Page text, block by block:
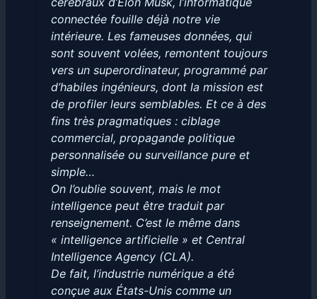
connectée fouille déjà notre vie
intérieure. Les fameuses données, qui
sont souvent volées, remontent toujours
vers un superordinateur, programmé par
d’habiles ingénieurs, dont la mission est
de profiler leurs semblables. Et ce à des
fins très pragmatiques : ciblage
commercial, propagande politique
personnalisée ou surveillance pure et
simple…
On l’oublie souvent, mais le mot
intelligence peut être traduit par
renseignement. C’est le même dans
« intelligence artificielle » et Central
Intelligence Agency (CLA).
De fait, l’industrie numérique a été
conçue aux États-Unis comme un